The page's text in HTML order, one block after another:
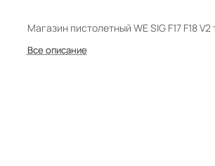
Магазин пистолетный WE SIG F17 F18 V2
Все описание